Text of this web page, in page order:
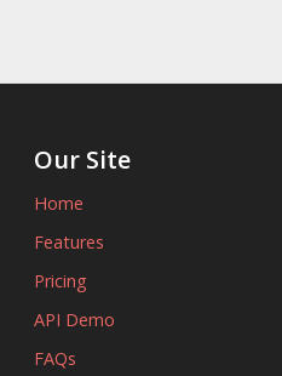
Our Site
Home
Features
Pricing
API Demo
FAQs